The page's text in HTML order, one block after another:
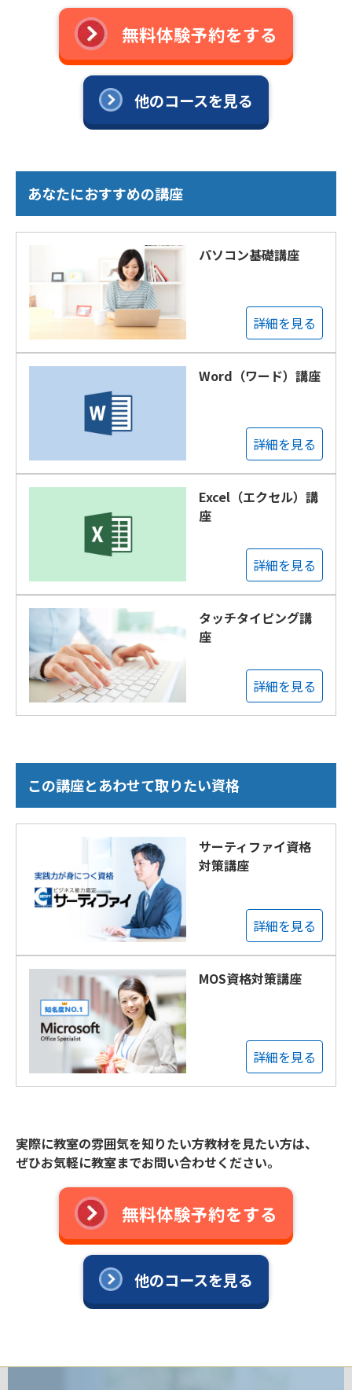
無料体験予約をする
他のコースを見る
あなたにおすすめの講座
パソコン基礎講座
詳細を見る
Word（ワード）講座
詳細を見る
Excel（エクセル）講
座
詳細を見る
タッチタイピング講
座
詳細を見る
この講座とあわせて取りたい資格
サーティファイ資格
対策講座
詳細を見る
MOS資格対策講座
詳細を見る
実際に教室の雰囲気を知りたい方教材を見たい方は、
ぜひお気軽に教室までお問い合わせください。
無料体験予約をする
他のコースを見る